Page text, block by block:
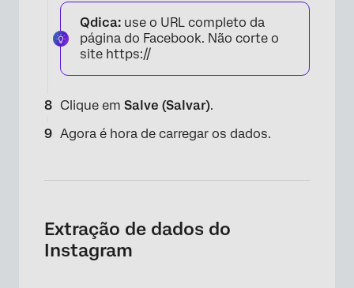
×
Qdica: use o URL completo da
página do Facebook. Não corte o
site https://
Clique em Salve (Salvar).
Agora é hora de carregar os dados.
Extração de dados do
Instagram